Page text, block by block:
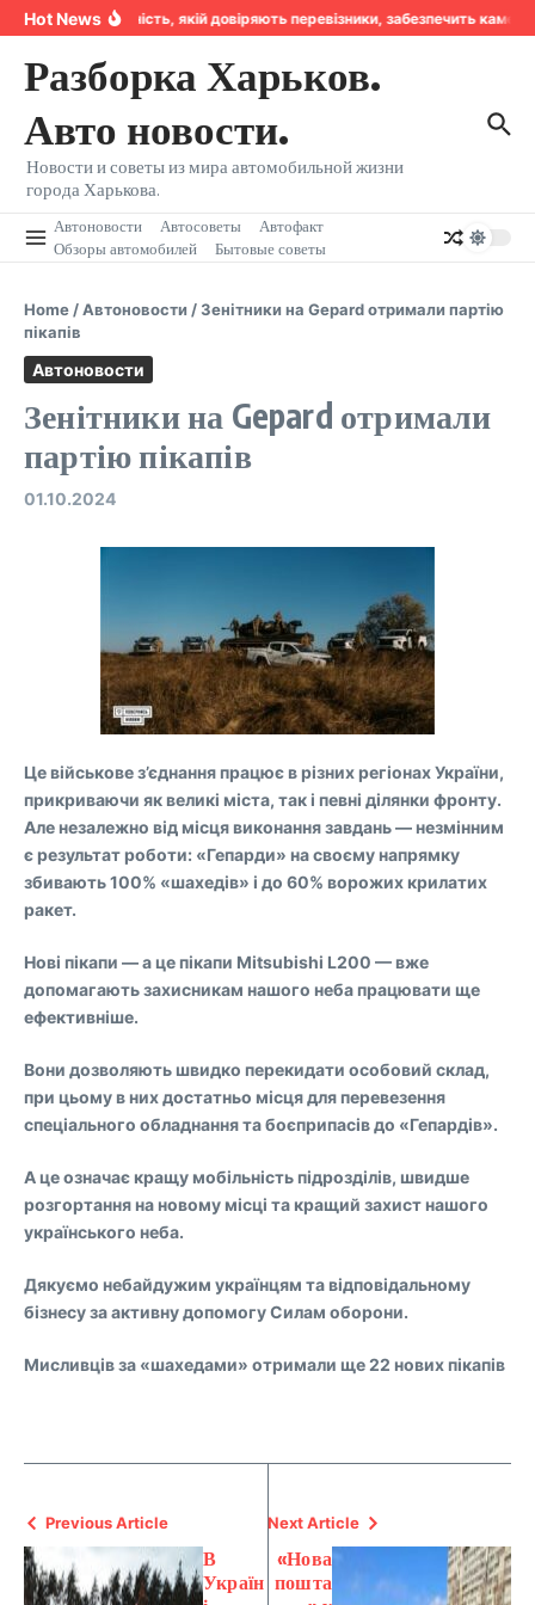
Перейти к содержанию
Hot NewsНадійність, якій довіряють перевізники, забезпечить
Разборка Харьков.
Авто новости.
Новости и советы из мира автомобильной жизни
города Харькова.
Автоновости Автосоветы
Автофакт
Обзоры автомобилей
Бытовые советы
Home /Автоновости /Зенітники на Gepard отримали партію
пікапів
Автоновости
Зенітники на Gepard отримали
партію пікапів
01.10.2024
Це військове з’єднання працює в різних регіонах України,
прикриваючи як великі міста, так і певні ділянки фронту.
Але незалежно від місця виконання завдань — незмінним
є результат роботи: «Гепарди» на своєму напрямку
збивають 100% «шахедів» і до 60% ворожих крилатих
ракет.
Нові пікапи — а це пікапи Mitsubishi L200 — вже
допомагають захисникам нашого неба працювати ще
ефективніше.
Вони дозволяють швидко перекидати особовий склад,
при цьому в них достатньо місця для перевезення
спеціального обладнання та боєприпасів до «Гепардів».
А це означає кращу мобільність підрозділів, швидше
розгортання на новому місці та кращий захист нашого
українського неба.
Дякуємо небайдужим українцям та відповідальному
бізнесу за активну допомогу Силам оборони.
Мисливців за «шахедами» отримали ще 22 нових пікапів
Previous Article
В
Україн
Next Article
«Нова
пошта